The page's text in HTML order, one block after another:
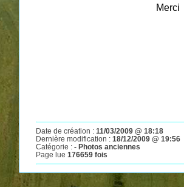
Merci
Date de création : 11/03/2009 @ 18:18
Dernière modification : 18/12/2009 @ 19:56
Catégorie : - Photos anciennes
Page lue 176659 fois